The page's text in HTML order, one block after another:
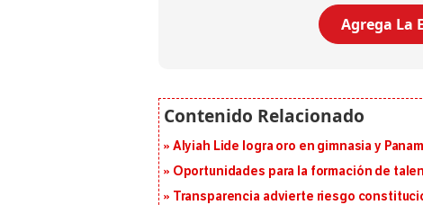
Agrega La
Alyiah Lide logra oro en gimnasia y
Oportunidades para la formación de
Transparencia advierte riesgo